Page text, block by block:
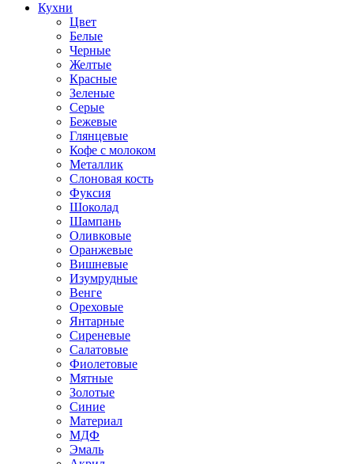
Кухни
Цвет
Белые
Черные
Желтые
Красные
Зеленые
Серые
Бежевые
Глянцевые
Кофе с молоком
Металлик
Слоновая кость
Фуксия
Шоколад
Шампань
Оливковые
Оранжевые
Вишневые
Изумрудные
Венге
Ореховые
Янтарные
Сиреневые
Салатовые
Фиолетовые
Мятные
Золотые
Синие
Материал
МДФ
Эмаль